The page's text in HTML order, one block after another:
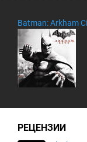
Batman: Arkham
РЕЦЕНЗИИ